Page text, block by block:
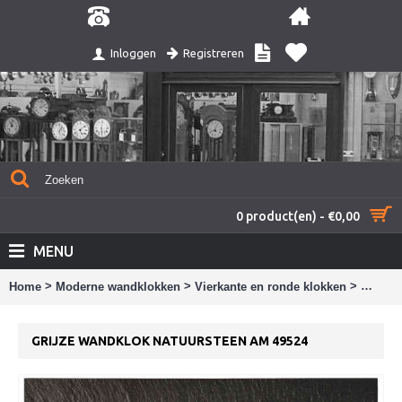
Inloggen Registreren
0 product(en) - €0,00
MENU
Home > Moderne wandklokken > Vierkante en ronde klokken > Grijze
GRIJZE WANDKLOK NATUURSTEEN AM 49524